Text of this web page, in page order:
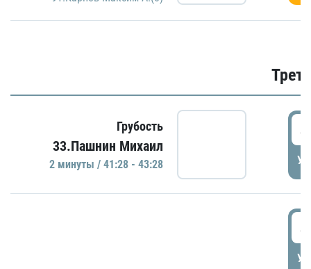
Грубость
33.Пашнин Михаил
2 минуты / 41:28 - 43:28